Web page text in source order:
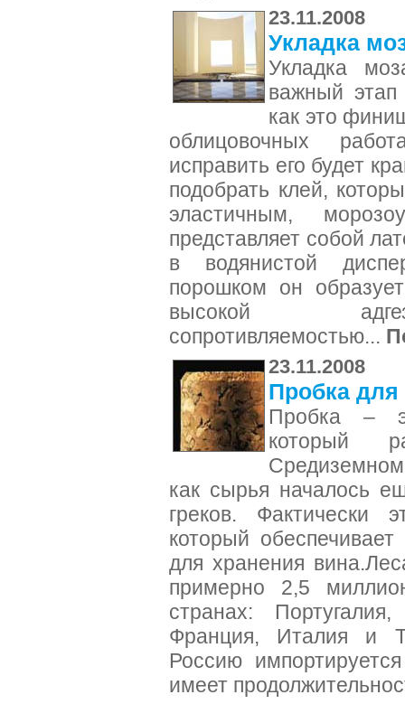
23.11.2008
Укладка
Укладка
важный этап
как это
облицовочных
исправить его будет
подобрать клей,
эластичным,
представляет собой
в водянистой
порошком он
высокой
сопротивляемостью...
23.11.2008
Пробка для
Пробка –
который
как сырья началось
греков. Фактически
который
для хранения
примерно 2,5
странах:
Франция, Италия и
Россию
имеет